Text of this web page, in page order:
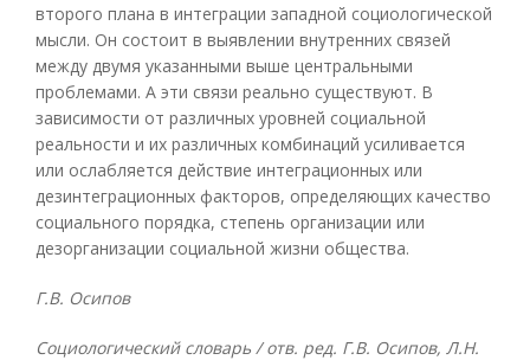
второго плана в интеграции западной социологической
мысли. Он состоит в выявлении внутренних связей
между двумя указанными выше центральными
проблемами. А эти связи реально существуют. В
зависимости от различных уровней социальной
реальности и их различных комбинаций усиливается
или ослабляется действие интеграционных или
дезинтеграционных факторов, определяющих качество
социального порядка, степень организации или
дезорганизации социальной жизни общества.
Г.В. Осипов
Социологический словарь / отв. ред. Г.В. Осипов, Л.Н.